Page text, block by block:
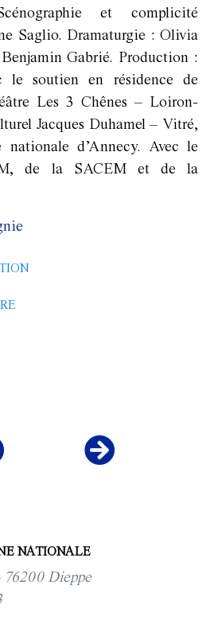
et complicité
Saglio. Dramaturgie : Olivia
Gabrié. Production :
le soutien en résidence de
Les 3 Chênes – Loiron-
Jacques Duhamel – Vitré,
nationale d’Annecy. Avec le
de la SACEM et de la
NATIONALE
Dieppe